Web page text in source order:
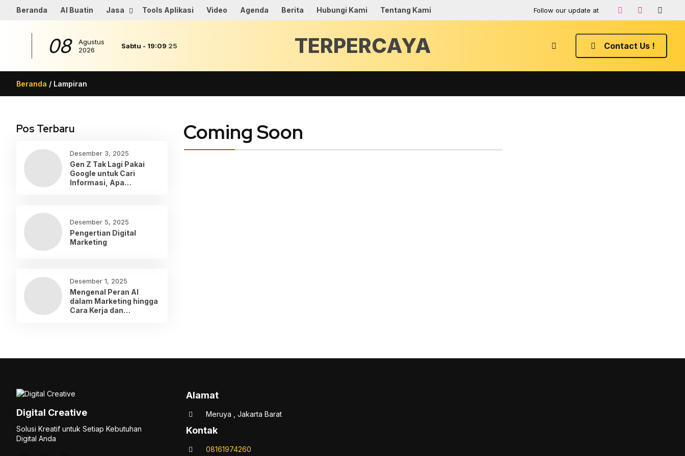
Beranda AI Buatin Jasa Tools Aplikasi Video Agenda Berita Hubungi Kami Tentang Kami Follow our update at
08
Agustus
2026
Sabtu - 19:09 25 Contact Us !
Beranda / Lampiran
Coming Soon
Pos Terbaru
Desember 3, 2025
Gen Z Tak Lagi Pakai
Google untuk Cari
Informasi, Apa
Desember 5, 2025
Pengertian Digital
Marketing
Desember 1, 2025
Mengenal Peran AI
dalam Marketing hingga
Cara Kerja dan
Digital Creative
Solusi Kreatif untuk Setiap Kebutuhan
Digital Anda
Alamat
Meruya , Jakarta Barat
Kontak
08161974260